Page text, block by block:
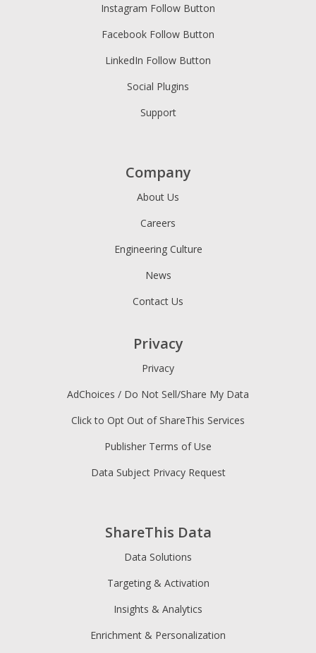
Instagram Follow Button
Facebook Follow Button
LinkedIn Follow Button
Social Plugins
Support
ShareThis Data
Data Solutions
Targeting & Activation
Insights & Analytics
Enrichment & Personalization
Company
About Us
Careers
Engineering Culture
News
Contact Us
Privacy
Privacy
AdChoices / Do Not Sell/Share My Data
Click to Opt Out of ShareThis Services
Publisher Terms of Use
Data Subject Privacy Request